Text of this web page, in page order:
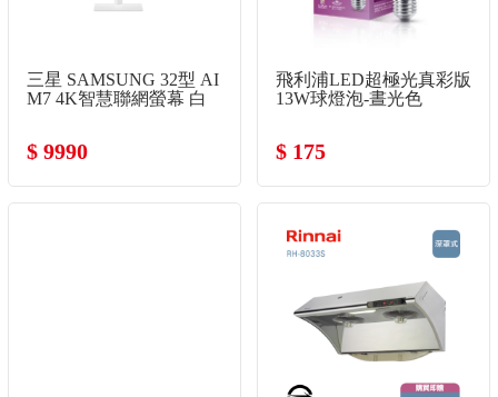
三星 SAMSUNG 32型 AI
M7 4K智慧聯網螢幕 白
$ 9990
飛利浦LED超極光真彩版
13W球燈泡-晝光色
$ 175